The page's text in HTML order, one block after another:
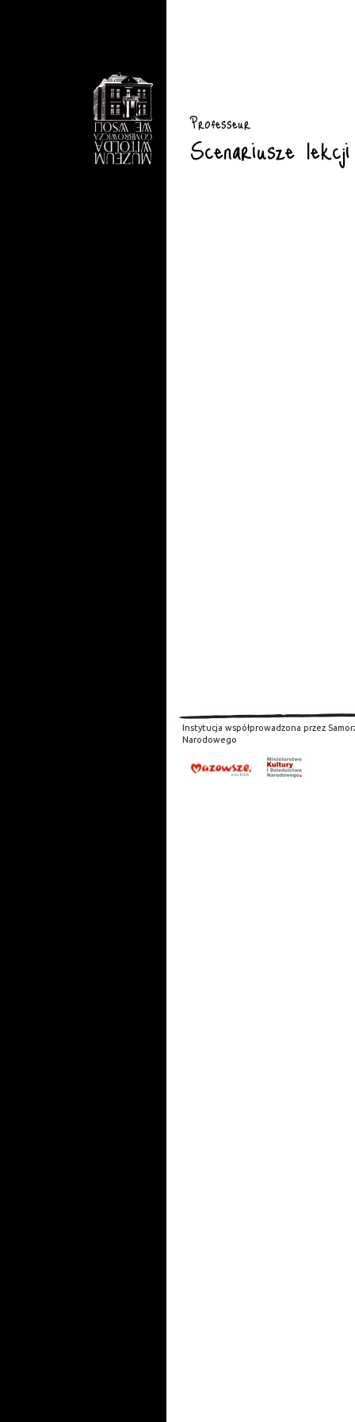
Professeur
Scenariusze lekcji
Instytucja współprowadzona przez
Narodowego